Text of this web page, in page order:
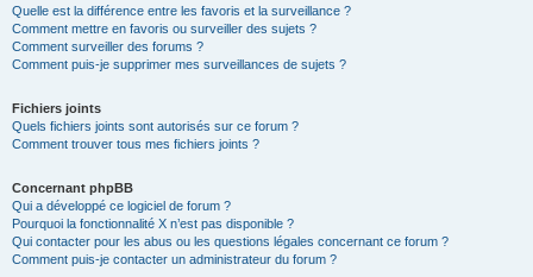
Quelle est la différence entre les favoris et la surveillance ?
Comment mettre en favoris ou surveiller des sujets ?
Comment surveiller des forums ?
Comment puis-je supprimer mes surveillances de sujets ?
Fichiers joints
Quels fichiers joints sont autorisés sur ce forum ?
Comment trouver tous mes fichiers joints ?
Concernant phpBB
Qui a développé ce logiciel de forum ?
Pourquoi la fonctionnalité X n’est pas disponible ?
Qui contacter pour les abus ou les questions légales concernant ce forum ?
Comment puis-je contacter un administrateur du forum ?